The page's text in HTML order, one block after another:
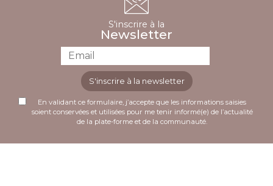
S'inscrire à la
Newsletter
S'inscrire à la newsletter
En validant ce formulaire, j’accepte que les informations saisies
soient conservées et utilisées pour me tenir informé(e) de l’actualité
de la plate-forme et de la communauté.